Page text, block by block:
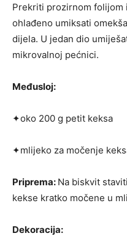
Prekriti prozirnom folijom
ohlađeno umiksati
dijela. U jedan dio
mikrovalnoj pećnici.
Međusloj:
✦oko 200 g petit keksa
✦mlijeko za močenje
Priprema: Na biskvit
kekse kratko močene u
Dekoracija: